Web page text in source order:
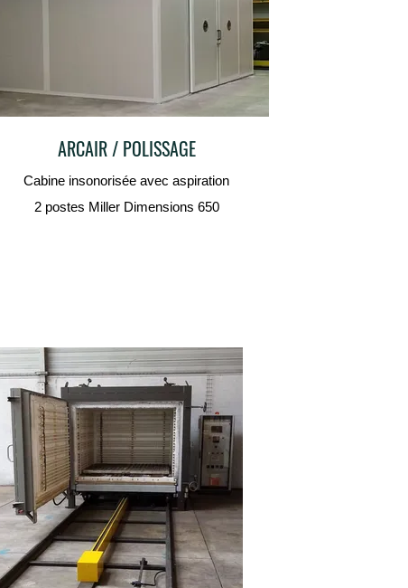
ARCAIR / POLISSAGE
Cabine insonorisée avec aspiration
2 postes Miller Dimensions 650